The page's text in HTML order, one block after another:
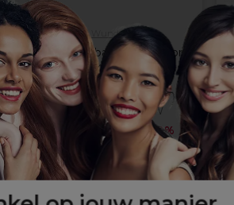
Wunderbar
Wunderbar Vegan Color
Protect Shampoo
(6)
8,35 €
excl. BTW
KOOP 2+ KRIJG 20%
KORTING